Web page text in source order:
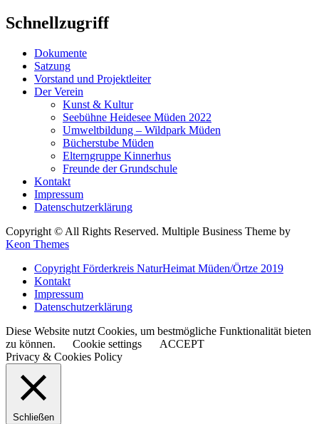
Schnellzugriff
Dokumente
Satzung
Vorstand und Projektleiter
Der Verein
Kunst & Kultur
Seebühne Heidesee Müden 2022
Umweltbildung – Wildpark Müden
Bücherstube Müden
Elterngruppe Kinnerhus
Freunde der Grundschule
Kontakt
Impressum
Datenschutzerklärung
Copyright © All Rights Reserved. Multiple Business Theme by
Keon Themes
Copyright Förderkreis NaturHeimat Müden/Örtze 2019
Kontakt
Impressum
Datenschutzerklärung
Diese Website nutzt Cookies, um bestmögliche Funktionalität bieten
zu können.
Cookie settings
ACCEPT
Privacy & Cookies Policy
Schließen